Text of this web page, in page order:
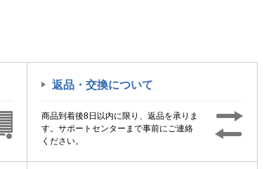
返品・交換について
商品到着後8日以内に限り、返品を承りま
す。サポートセンターまで事前にご連絡
ください。